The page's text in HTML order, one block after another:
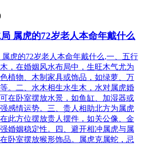
属虎的72岁老人本命年戴什么
虎的72岁老人本命年戴什么,一、五行
，在婚姻风水布局中，生旺木气尤为
植物、木制家具或饰品，如绿萝、万
。二、水木相生水生木，水对属虎婚
在卧室摆放水景，如鱼缸、加湿器或
感情运势。三、贵人相助北方为属虎
此方位摆放贵人摆件，如关公像、金
婚姻稳定性。四、避开相冲属虎与属
卧室摆放猴形饰品。属虎克属蛇，忌